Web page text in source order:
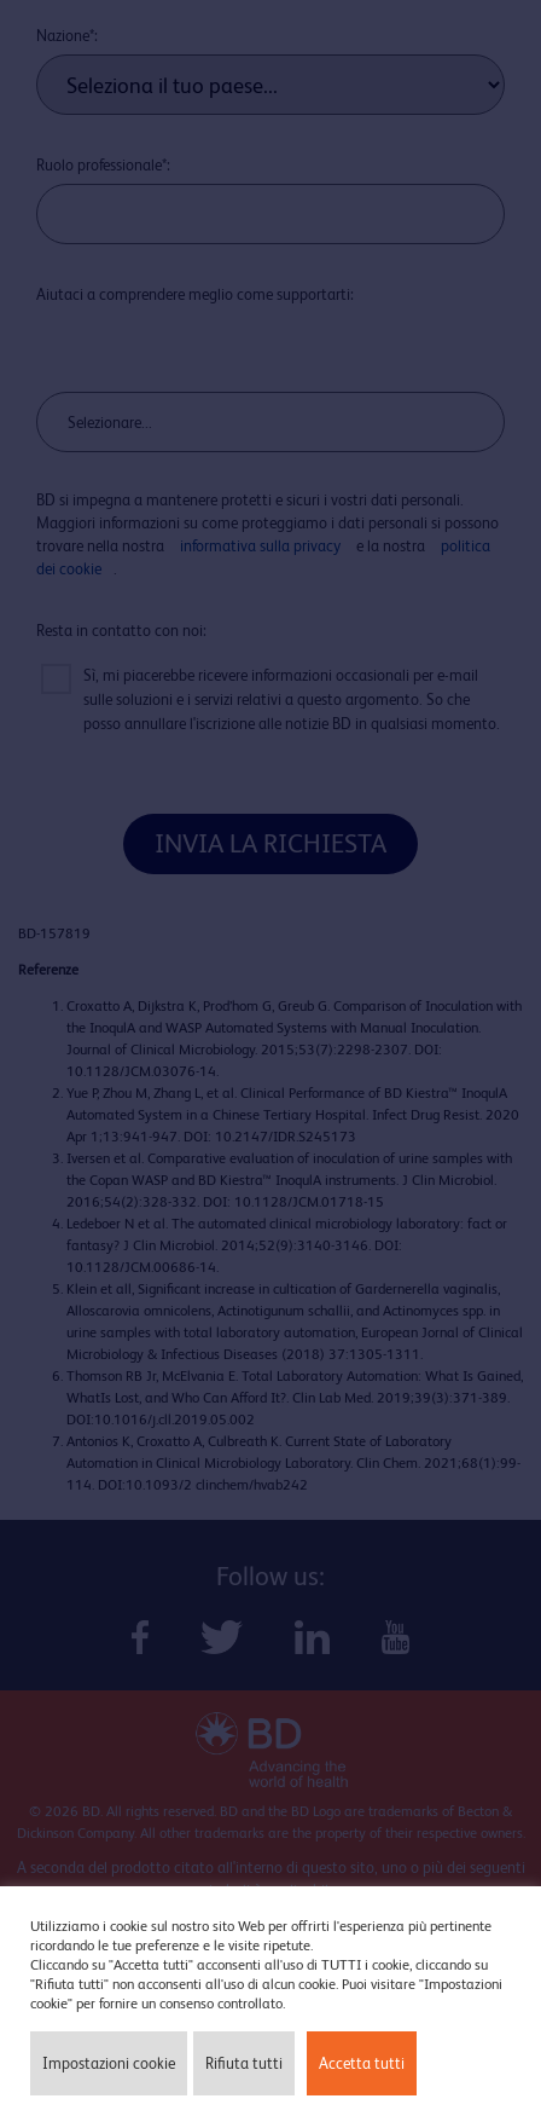
Nazione*:
Ruolo professionale*:
Aiutaci a comprendere meglio come supportarti:
Selezionare...
BD si impegna a mantenere protetti e sicuri i vostri dati personali.
Maggiori informazioni su come proteggiamo i dati personali si possono
trovare nella nostra
informativa sulla privacy e la nostra
politica
dei cookie
Resta in contatto con noi:
Sì, mi piacerebbe ricevere informazioni occasionali per e-mail
sulle soluzioni e i servizi relativi a questo argomento. So che
posso annullare l'iscrizione alle notizie BD in qualsiasi momento.
INVIA LA RICHIESTA
BD-157819
Referenze
Croxatto A, Dijkstra K, Prod’hom G, Greub G. Comparison of Inoculation with
the InoqulA and WASP Automated Systems with Manual Inoculation
Journal of Clinical Microbiology . 2015;53(7):2298-2307. DOI:
10.1128/JCM.03076-14.
Yue P, Zhou M, Zhang L, et al. Clinical Performance of BD Kiestra™ InoqulA
Automated System in a Chinese Tertiary Hospital. Infect Drug Resist . 2020
Apr 1;13:941-947. DOI: 10.2147/IDR.S245173
Iversen et al. Comparative evaluation of inoculation of urine samples with
the Copan WASP and BD Kiestra™ InoqulA instruments . J Clin Microbiol
2016;54(2):328-332. DOI: 10.1128/JCM.01718-15
Ledeboer N et al. The automated clinical microbiology laboratory: fact or
fantasy? J Clin Microbiol . 2014;52(9):3140-3146. DOI:
10.1128/JCM.00686-14.
Klein et all Significant increase in cultication of Gardernerella vaginalis
Alloscarovia omnicolens Actinotigunum schallii , and Actinomyces spp. in
urine samples with total laboratory automation , European Jornal of Clinical
Microbiology & Infectious Diseases (2018) 37:1305-1311.
Thomson RB Jr, McElvania E. Total Laboratory Automation: What Is Gained,
WhatIs Lost, and Who Can Afford It?. Clin Lab Med. 2019;39(3):371-389.
DOI:10.1016/j.cll.2019.05.002
Antonios K, Croxatto A, Culbreath K. Current State of Laboratory
Automation in Clinical Microbiology Laboratory. Clin Chem. 2021;68(1):99-
114. DOI:10.1093/2 clinchem/hvab242
Follow us:
© 2026 BD. All rights reserved. BD and the BD Logo are trademarks of Becton &
Dickinson Company. All other trademarks are the property of their respective owners.
A seconda del prodotto citato all'interno di questo sito, uno o più dei seguenti
simboli è applicabile.
Tutti i claim utilizzati in questo sito hanno la validità della data di
pubblicazione della pagina; BD periodicamente revisiona i prodotti ed i
documenti correlati, si consiglia, quindi, di riferire alla documentazione
ufficiale.
Informativa sulla Privacy | Termini & Condizioni
Impostazioni cookie | Politica sui Cookie
Utilizziamo i cookie sul nostro sito Web per offrirti l'esperienza più pertinente
ricordando le tue preferenze e le visite ripetute.
Cliccando su "Accetta tutti" acconsenti all'uso di TUTTI i cookie, cliccando su
"Rifiuta tutti" non acconsenti all'uso di alcun cookie. Puoi visitare "Impostazioni
cookie" per fornire un consenso controllato.
Impostazioni cookie Rifiuta tutti Accetta tutti